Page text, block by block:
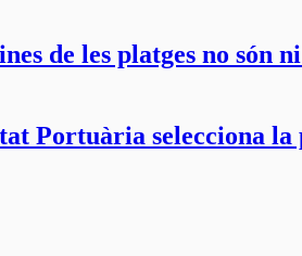
de les platges no
Portuària selecciona